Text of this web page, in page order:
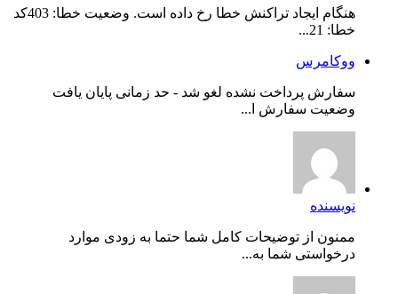
هنگام ایجاد تراکنش خطا رخ داده است. وضعیت خطا: 403کد
خطا: 21...
ووکامرس
سفارش پرداخت نشده لغو شد - حد زمانی پایان یافت
وضعیت سفارش ا...
نویسنده
ممنون از توضیحات کامل شما حتما به زودی موارد
درخواستی شما به...